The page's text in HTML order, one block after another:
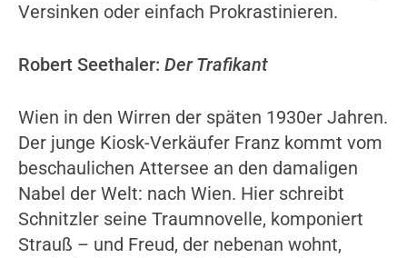
Versinken oder einfach Prokrastinieren.
Robert Seethaler: Der Trafikant
Wien in den Wirren der späten 1930er Jahren.
Der junge Kiosk-Verkäufer Franz kommt vom
beschaulichen Attersee an den damaligen
Nabel der Welt: nach Wien. Hier schreibt
Schnitzler seine Traumnovelle, komponiert
Strauß – und Freud, der nebenan wohnt,